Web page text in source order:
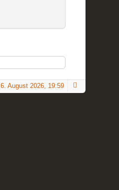
6. August 2026, 19:59